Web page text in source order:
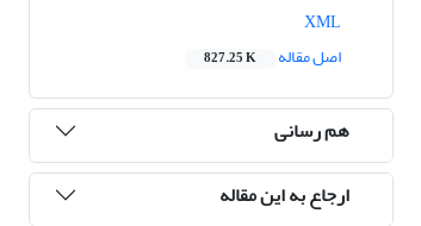
اصل مقاله
827.25 K
هم رسانی
ارجاع به این مقاله